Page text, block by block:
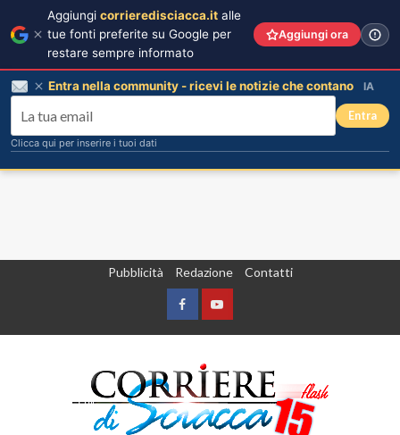
Pubblicità Redazione Contatti
FacebookYountube
Aggiungi corrieredisciacca.it alle
tue fonti preferite su Google per
restare sempre informato
Aggiungi ora
Entra nella community - ricevi le notizie che contano IA
Entra
Clicca qui per inserire i tuoi dati